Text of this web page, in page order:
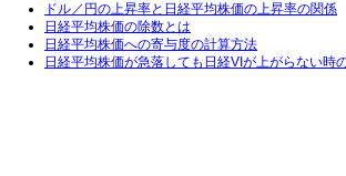
ドル／円の上昇率と日経平均株価の上昇率の関係
日経平均株価の除数とは
日経平均株価への寄与度の計算方法
日経平均株価が急落しても日経VIが上がらない時